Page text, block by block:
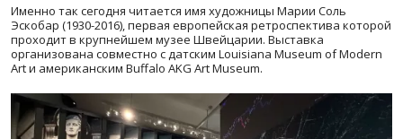
Именно так сегодня читается имя художницы Марии Соль
Эскобар (1930-2016), первая европейская ретроспектива которой
проходит в крупнейшем музее Швейцарии. Выставка
организована совместно с датским Louisiana Museum of Modern
Art и американским Buffalo AKG Art Museum.